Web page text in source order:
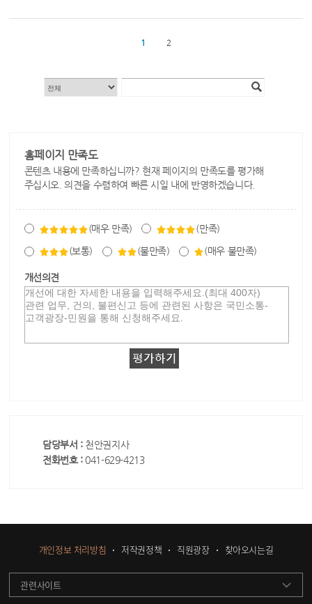
1 2
홈페이지 만족도
콘텐츠 내용에 만족하십니까? 현재 페이지의 만족도를 평가해
주십시오. 의견을 수렴하여 빠른 시일 내에 반영하겠습니다.
(매우 만족) (만족)
(보통) (불만족) (매우 불만족)
개선의견
담당부서 : 천안권지사
전화번호 : 041-629-4213
개인정보 처리방침 저작권정책 직원광장 찾아오시는길
관련사이트